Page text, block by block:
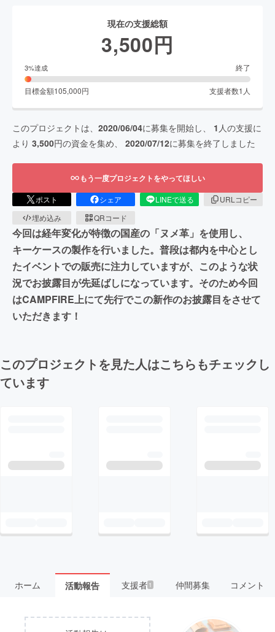
現在の支援総額
3,500円
3%達成 終了
目標金額105,000円 支援者数1 人
このプロジェクトは、 2020/06/04に募集を開始し、 1 人の支援に
より 3,500円の資金を集め、 2020/07/12に募集を終了しました
もう一度プロジェクトをやってほしい
ポスト シェア LINEで送る
URLコピー
埋め込み
QRコード
今回は経年変化が特徴の国産の「ヌメ革」を使用し、
キーケースの製作を行いました。普段は都内を中心とし
たイベントでの販売に注力していますが、このような状
況でお披露目が先延ばしになっています。そのため今回
はCAMPFIRE上にて先行でこの新作のお披露目をさせて
いただきます！
このプロジェクトを見た人はこちらもチェックし
ています
ホーム 活動報告 支援者 1 仲間募集 コメント